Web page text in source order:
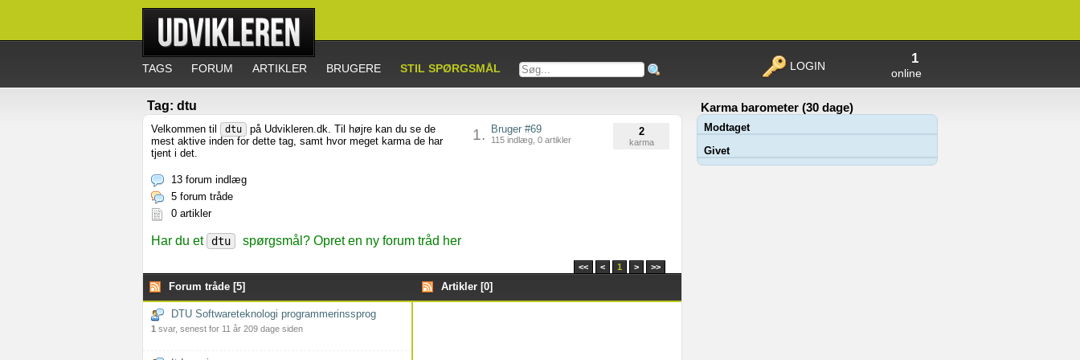
TAGS FORUM ARTIKLER BRUGERE STIL SPØRGSMÅL
1
online
LOGIN
Tag: dtu
Velkommen til dtu
på Udvikleren.dk. Til højre kan du se de
mest aktive inden for dette tag, samt hvor meget karma de har
tjent i det.
13 forum indlæg
5 forum tråde
0 artikler
2
karma
1. Bruger #69
115 indlæg, 0 artikler
Har du et dtu spørgsmål? Opret en ny forum tråd her
<< < 1 > >>
Forum tråde [5] Artikler [0]
DTU Softwareteknologi programmerinssprog
1 svar, senest for 11 år 209 dage siden
Karma barometer (30 dage)
Modtaget
Givet